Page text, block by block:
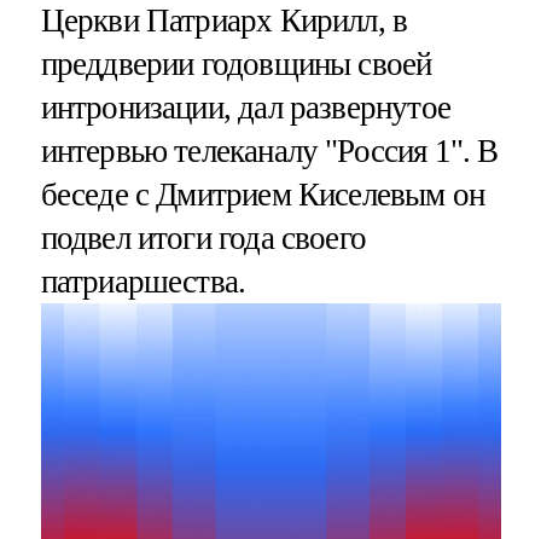
Церкви Патриарх Кирилл, в
преддверии годовщины своей
интронизации, дал развернутое
интервью телеканалу "Россия 1". В
беседе с Дмитрием Киселевым он
подвел итоги года своего
патриаршества.